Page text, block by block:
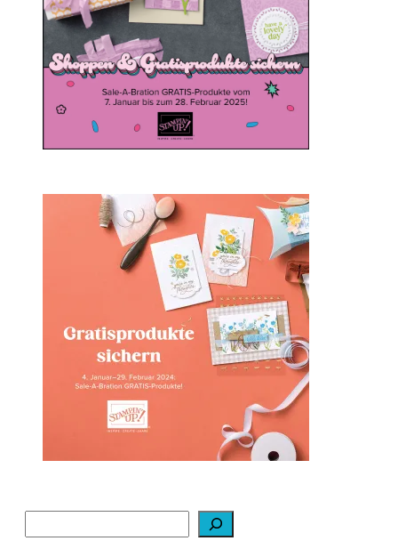
Sale-a-bration 2024 bei
Stampin‘ Up!
1. Februar 2024
e